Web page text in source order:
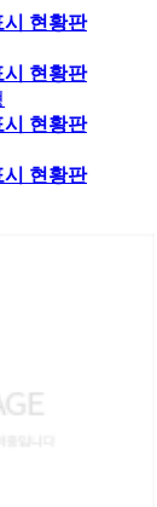
현황판
현황판
현황판
현황판